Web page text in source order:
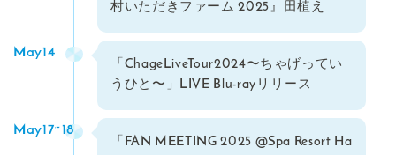
村いただきファーム 2025』田植え
「ChageLiveTour2024〜ちゃげってい
うひと〜」LIVE Blu-rayリリース
May14
「FAN MEETING 2025 @Spa Resort Ha
May17~18